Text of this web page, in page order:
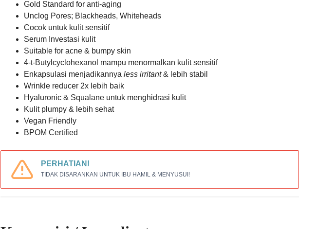
Gold Standard for anti-aging
Unclog Pores; Blackheads, Whiteheads
Cocok untuk kulit sensitif
Serum Investasi kulit
Suitable for acne & bumpy skin
4-t-Butylcyclohexanol mampu menormalkan kulit sensitif
Enkapsulasi menjadikannya less irritant& lebih stabil
Wrinkle reducer 2x lebih baik
Hyaluronic & Squalane untuk menghidrasi kulit
Kulit plumpy & lebih sehat
Vegan Friendly
BPOM Certified
PERHATIAN!
TIDAK DISARANKAN UNTUK IBU HAMIL & MENYUSUI!